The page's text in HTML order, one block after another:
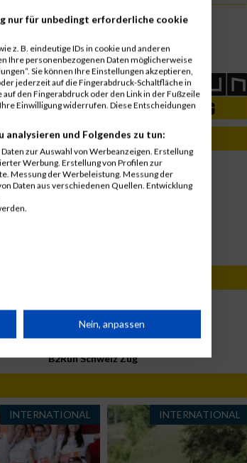
8. Juni 2023
B2Run Schweiz Zürich
B2Run Schweiz Bern
B2Run Schweiz Zug
INTERNATIONAL INTERNATIONAL
nur für unbedingt erforderliche cookie
z. B. eindeutige IDs in cookie und anderen
Ihre personenbezogenen Daten möglicherweise
Sie können Ihre Einstellungen akzeptieren,
jederzeit auf die Fingerabdruck-Schaltfläche in
den Fingerabdruck oder den Link in der Fußzeile
Einwilligung widerrufen. Diese Entscheidungen
und Folgendes zu tun:
zur Auswahl von Werbeanzeigen. Erstellung
Werbung. Erstellung von Profilen zur
Messung der Werbeleistung. Messung der
Daten aus verschiedenen Quellen. Entwicklung
Nein, anpassen